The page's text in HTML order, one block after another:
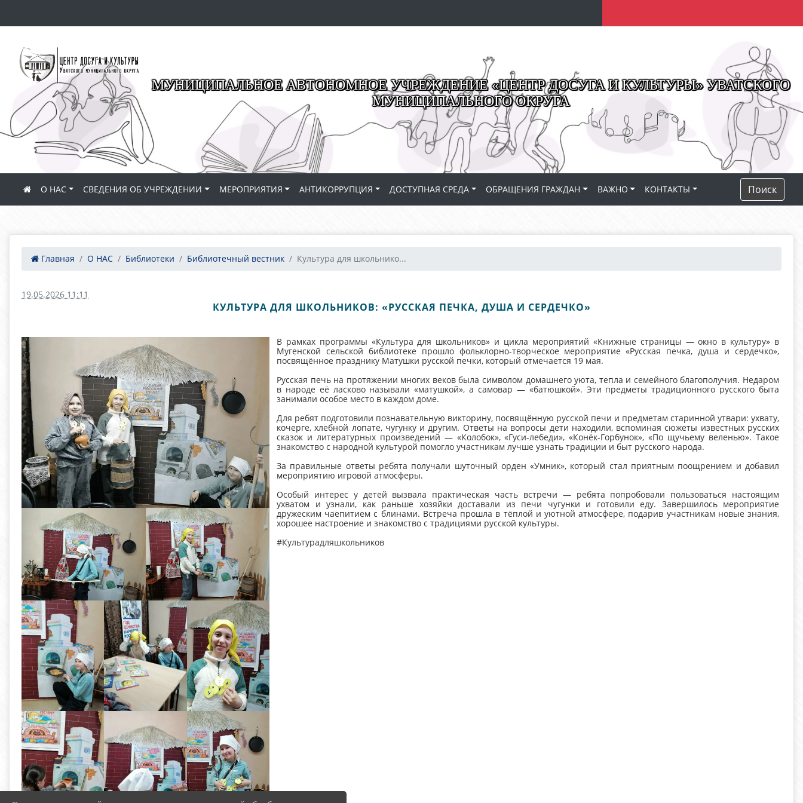
МУНИЦИПАЛЬНОЕ АВТОНОМНОЕ УЧРЕЖДЕНИЕ «ЦЕНТР ДОСУГА И КУЛЬТУРЫ» УВАТСКОГО
МУНИЦИПАЛЬНОГО ОКРУГА
О НАС СВЕДЕНИЯ ОБ УЧРЕЖДЕНИИ МЕРОПРИЯТИЯ АНТИКОРРУПЦИЯ ДОСТУПНАЯ СРЕДА ОБРАЩЕНИЯ ГРАЖДАН ВАЖНО КОНТАКТЫ Поиск
Главная О НАС Библиотеки Библиотечный вестник Культура для школьнико...
19.05.2026 11:11
КУЛЬТУРА ДЛЯ ШКОЛЬНИКОВ: «РУССКАЯ ПЕЧКА, ДУША И СЕРДЕЧКО»
В рамках программы «Культура для школьников» и цикла мероприятий «Книжные страницы — окно в культуру» в
Мугенской сельской библиотеке прошло фольклорно-творческое мероприятие «Русская печка, душа и сердечко»,
посвящённое празднику Матушки русской печки, который отмечается 19 мая.
Русская печь на протяжении многих веков была символом домашнего уюта, тепла и семейного благополучия. Недаром
в народе её ласково называли «матушкой», а самовар — «батюшкой». Эти предметы традиционного русского быта
занимали особое место в каждом доме.
Для ребят подготовили познавательную викторину, посвящённую русской печи и предметам старинной утвари: ухвату,
кочерге, хлебной лопате, чугунку и другим. Ответы на вопросы дети находили, вспоминая сюжеты известных русских
сказок и литературных произведений — «Колобок», «Гуси-лебеди», «Конёк-Горбунок», «По щучьему веленью». Такое
знакомство с народной культурой помогло участникам лучше узнать традиции и быт русского народа.
За правильные ответы ребята получали шуточный орден «Умник», который стал приятным поощрением и добавил
мероприятию игровой атмосферы.
Особый интерес у детей вызвала практическая часть встречи — ребята попробовали пользоваться настоящим
ухватом и узнали, как раньше хозяйки доставали из печи чугунки и готовили еду. Завершилось мероприятие
дружеским чаепитием с блинами. Встреча прошла в тёплой и уютной атмосфере, подарив участникам новые знания,
хорошее настроение и знакомство с традициями русской культуры.
#Культурадляшкольников